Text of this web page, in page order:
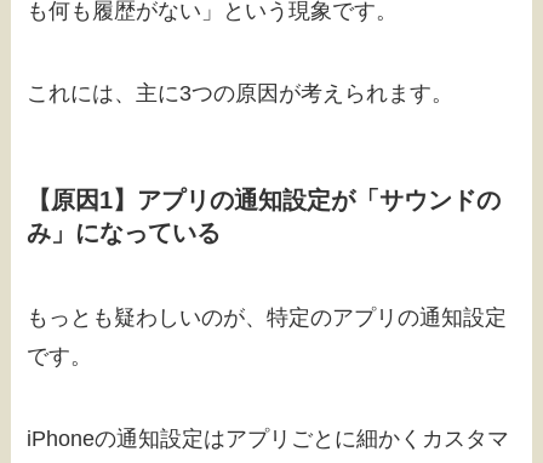
も何も履歴がない」という現象です。
これには、主に3つの原因が考えられます。
【原因1】アプリの通知設定が「サウンドの
み」になっている
もっとも疑わしいのが、特定のアプリの通知設定
です。
iPhoneの通知設定はアプリごとに細かくカスタマ